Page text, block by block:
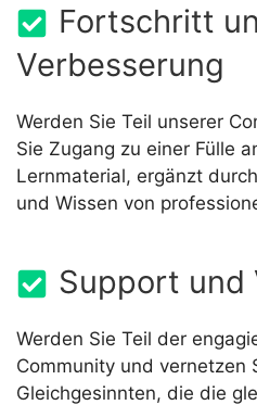
Fortschritt
Verbesserung
Werden Sie Teil unserer
Sie Zugang zu einer Fülle
Lernmaterial, ergänzt
und Wissen von
Support und
Werden Sie Teil der
Community und vernetzen
Gleichgesinnten, die die